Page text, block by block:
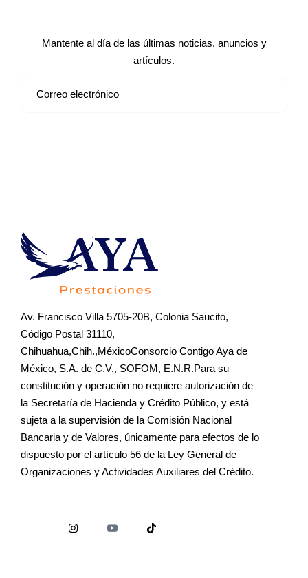
Mantente al día de las últimas noticias, anuncios y
artículos.
Av. Francisco Villa 5705-20B, Colonia Saucito,
Código Postal 31110,
Chihuahua,Chih.,MéxicoConsorcio Contigo Aya de
México, S.A. de C.V., SOFOM, E.N.R.Para su
constitución y operación no requiere autorización de
la Secretaría de Hacienda y Crédito Público, y está
sujeta a la supervisión de la Comisión Nacional
Bancaria y de Valores, únicamente para efectos de lo
dispuesto por el artículo 56 de la Ley General de
Organizaciones y Actividades Auxiliares del Crédito.